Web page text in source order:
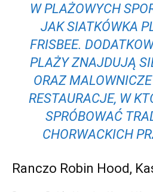
W⁤ PLAŻOWYCH
JAK SIATKÓWKA⁤
⁤FRISBEE.
PLAŻY⁣ ZNAJDUJĄ
ORAZ
RESTAURACJE,⁢ W‌
SPRÓBOWAĆ‍
CHORWACKICH
Ranczo‍ Robin Hood,